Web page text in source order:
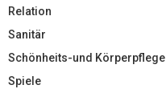
Relation
Sanitär
Schönheits-und Körperpflege
Spiele